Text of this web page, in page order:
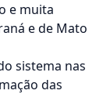
e muita
e de Mato
sistema nas
das